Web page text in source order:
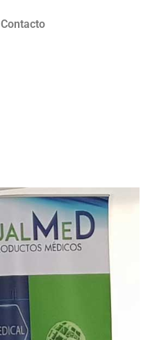
Contacto